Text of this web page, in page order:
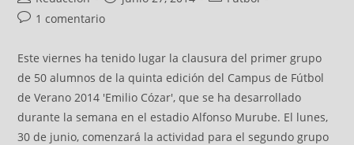
1 comentario
Este viernes ha tenido lugar la clausura del primer grupo
de 50 alumnos de la quinta edición del Campus de Fútbol
de Verano 2014 'Emilio Cózar', que se ha desarrollado
durante la semana en el estadio Alfonso Murube. El lunes,
30 de junio, comenzará la actividad para el segundo grupo